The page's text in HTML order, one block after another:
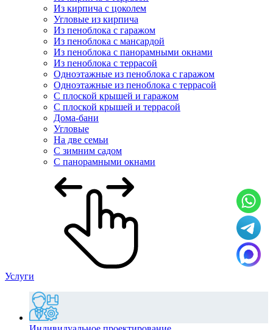
Из кирпича с цоколем
Угловые из кирпича
Из пеноблока с гаражом
Из пеноблока с мансардой
Из пеноблока с панорамными окнами
Из пеноблока с террасой
Одноэтажные из пеноблока с гаражом
Одноэтажные из пеноблока с террасой
С плоской крышей и гаражом
С плоской крышей и террасой
Дома-бани
Угловые
На две семьи
С зимним садом
С панорамными окнами
Услуги